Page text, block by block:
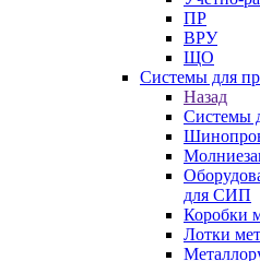
ПР
ВРУ
ЩО
Системы для
Назад
Системы
для СИП
Коробки
Лотки